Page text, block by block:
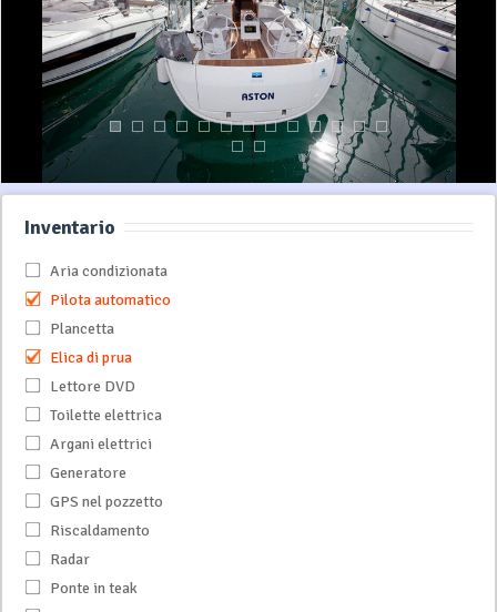
Inventario
Aria condizionata
Pilota automatico
Plancetta
Elica di prua
Lettore DVD
Toilette elettrica
Argani elettrici
Generatore
GPS nel pozzetto
Riscaldamento
Radar
Ponte in teak